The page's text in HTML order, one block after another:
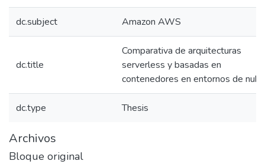
dc.subject Amazon AWS
dc.title
Comparativa de arquitecturas
serverless y basadas en
contenedores en entornos de nube
dc.type Thesis
Archivos
Bloque original